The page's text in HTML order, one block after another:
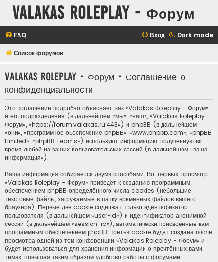
Valakas Roleplay - Форум
Dark mode
FAQ Вход
Список форумов
Valakas Roleplay - Форум - Соглашение о
конфиденциальности
Это соглашение подробно объясняет, как «Valakas Roleplay - Форум»
и его подразделения (в дальнейшем «мы», «наш», «Valakas Roleplay -
Форум», «https://forum.valakas.ru:443») и phpBB (в дальнейшем
«они», «программное обеспечение phpBB», «www.phpbb.com», «phpBB
Limited», «phpBB Teams») используют информацию, полученную во
время любой из ваших пользовательских сессий (в дальнейшем «ваша
информация»).
Ваша информация собирается двумя способами. Во-первых, просмотр
«Valakas Roleplay - Форум» приведёт к созданию программным
обеспечением phpBB определённого числа cookies (небольшие
текстовые файлы, загружаемые в папку временных файлов вашего
браузера). Первые две cookie содержат только идентификатор
пользователя (в дальнейшем «user-id») и идентификатор анонимной
сессии (в дальнейшем «session-id»), автоматически присвоенные вам
программным обеспечением phpBB. Третья cookie будет создана после
просмотра одной из тем конференции «Valakas Roleplay - Форум» и
будет использоваться для хранения информации о прочтённых вами
темах, повышая таким образом удобство работы с форумами.